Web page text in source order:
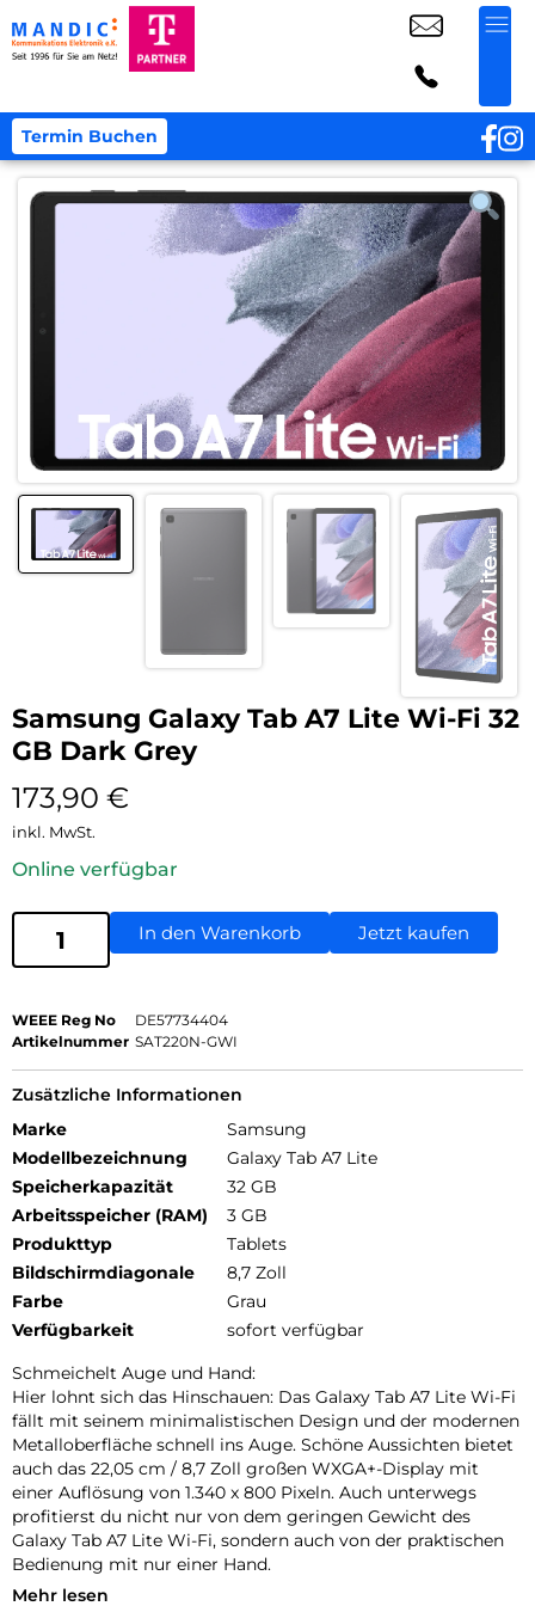
Termin Buchen
Samsung Galaxy Tab A7 Lite Wi-Fi 32
GB Dark Grey
173,90 €
inkl. MwSt.
Online verfügbar
In den Warenkorb Jetzt kaufen
WEEE Reg No
DE57734404
Artikelnummer SAT220N-GWI
Zusätzliche Informationen
Marke
Samsung
Modellbezeichnung
Galaxy Tab A7 Lite
Speicherkapazität
32 GB
Arbeitsspeicher (RAM)
3 GB
Produkttyp
Tablets
Bildschirmdiagonale
8,7 Zoll
Farbe
Grau
Verfügbarkeit
sofort verfügbar
Schmeichelt Auge und Hand:
Hier lohnt sich das Hinschauen: Das Galaxy Tab A7 Lite Wi-Fi
fällt mit seinem minimalistischen Design und der modernen
Metalloberfläche schnell ins Auge. Schöne Aussichten bietet
auch das 22,05 cm / 8,7 Zoll großen WXGA+-Display mit
einer Auflösung von 1.340 x 800 Pixeln. Auch unterwegs
profitierst du nicht nur von dem geringen Gewicht des
Galaxy Tab A7 Lite Wi-Fi, sondern auch von der praktischen
Bedienung mit nur einer Hand.
Mehr lesen